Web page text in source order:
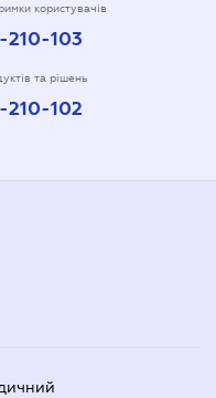
користувачів
103
та рішень
102